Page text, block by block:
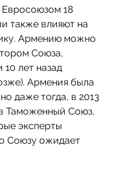
Евросоюзом 18
также влияют на
Армению можно
Союза,
10 лет назад
Армения была
даже тогда, в 2013
Таможенный Союз,
эксперты
Союзу ожидает